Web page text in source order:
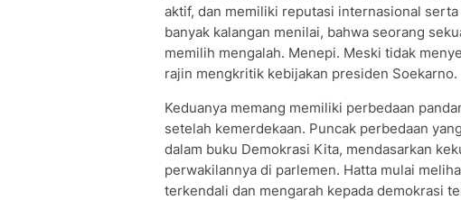
aktif, dan memiliki reputasi internasional
banyak kalangan menilai, bahwa seorang
memilih mengalah. Menepi. Meski tidak
rajin mengkritik kebijakan presiden Soekarno.
Keduanya memang memiliki perbedaan
setelah kemerdekaan. Puncak perbedaan
dalam buku Demokrasi Kita, mendasarkan
perwakilannya di parlemen. Hatta mulai
terkendali dan mengarah kepada demokrasi